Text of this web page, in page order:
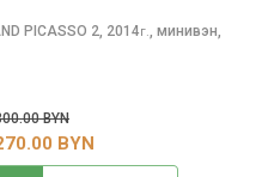
PICASSO 2, 2014г., минивэн,
BYN
BYN